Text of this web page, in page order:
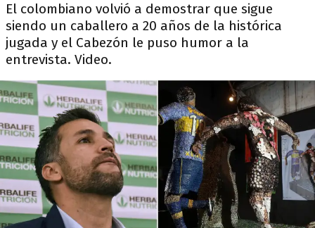
El colombiano volvió a demostrar que sigue
siendo un caballero a 20 años de la histórica
jugada y el Cabezón le puso humor a la
entrevista. Video.